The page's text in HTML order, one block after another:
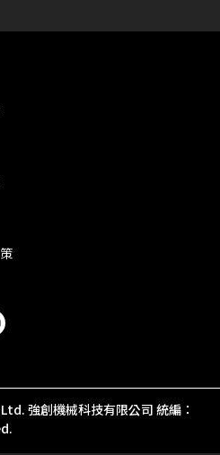
強創機械科技有限公司 統編：